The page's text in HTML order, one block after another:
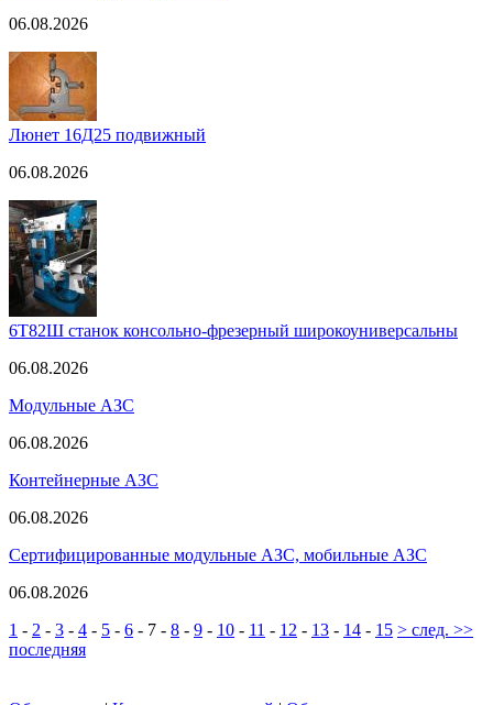
06.08.2026
Люнет 16Д25 подвижный
06.08.2026
6Т82Ш станок консольно-фрезерный широкоуниверсальны
06.08.2026
Модульные АЗС
06.08.2026
Контейнерные АЗС
06.08.2026
Сертифицированные модульные АЗС, мобильные АЗС
06.08.2026
1 - 2 - 3 - 4 - 5 - 6 - 7 - 8 - 9 - 10 - 11 - 12 - 13 - 14 - 15 > след. >>
последняя